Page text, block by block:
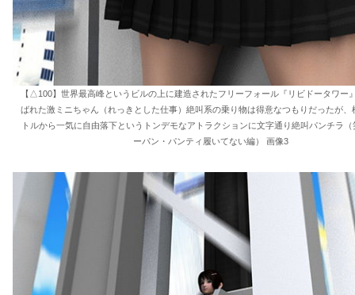
【△100】世界最高峰というビルの上に建造されたフリーフォール『リビドータワー
ばれた激ミニちゃん（れっきとした仕事）絶叫系の乗り物は得意なつもりだったが、
トルから一気に自由落下というトンデモなアトラクションに文字通り絶叫パンチラ（
ーパン・パンティ履いてない編） 画像3